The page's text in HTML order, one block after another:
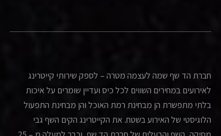
חברת הד שף שמה לעצמה מטרה – לספק שירותי קייטרינג
לאירועים במחירים השווים לכל כיס ועדיין שומרים על איכות
בלתי מתפשרת הן מבחינת רמת האוכל והן מבחינת התפעול
הלוגיסטי של האירוע בשטח. את הקייטרינג הקים השף גבי